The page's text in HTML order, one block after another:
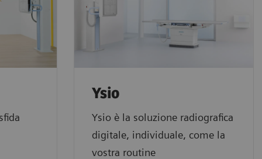
Ysio
Ysio è la soluzione radiografica
digitale, individuale, come la
vostra routine